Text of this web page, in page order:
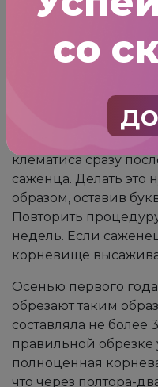
со
до
содержанием
используют
для цветущих
Правила обрезки
Очень важно – не
клематиса сразу
саженца. Делать
образом, оставив
Повторить
недель. Если
корневище
Осенью первого
обрезают таким
составляла не
правильной обрезке
полноценная
что через полтора-